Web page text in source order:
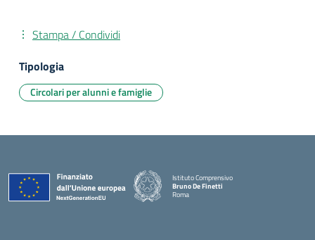
Stampa / Condividi
Tipologia
Circolari per alunni e famiglie
Istituto Comprensivo
Bruno De Finetti
Roma